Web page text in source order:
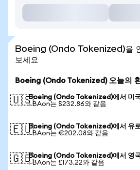
Boeing (Ondo Tokenized)을 인
보세요
Boeing (Ondo Tokenized) 오늘의
🇺🇸Boeing (Ondo Tokenized)에서 미
1 BAon는 $232.86와 같음
🇪🇺Boeing (Ondo Tokenized)에서 유
1 BAon는 €202.08와 같음
🇬🇧Boeing (Ondo Tokenized)에서 영
1 BAon는 £173.22와 같음